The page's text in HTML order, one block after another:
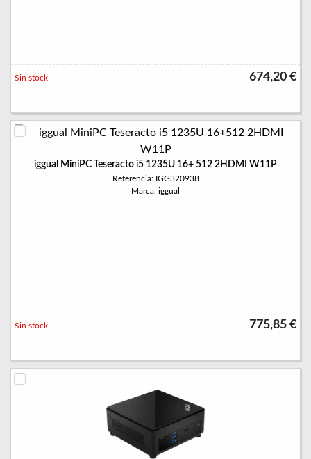
674,20 €
Sin stock
iggual MiniPC Teseracto i5 1235U 16+ 512 2HDMI W11P
Referencia: IGG320938
Marca: iggual
775,85 €
Sin stock